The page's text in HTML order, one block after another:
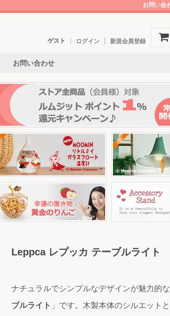
お問い合
ゲスト ログイン 新規会員登録
お問い合わせ
Leppca レプッカ テーブルライト
ナチュラルでシンプルなデザインが魅力的な
ブルライト 」です。木製本体のシルエット